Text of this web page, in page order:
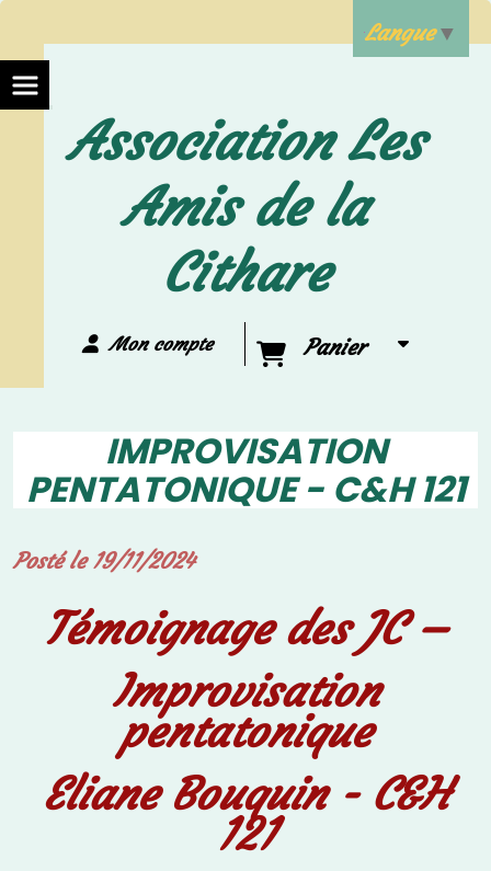
Association Les
Amis de la
Cithare
Mon compte Panier
IMPROVISATION
PENTATONIQUE - C&H 121
Posté le 19/11/2024
Témoignage des JC –
Improvisation
pentatonique
Eliane Bouquin - C&H
121
Langue▼